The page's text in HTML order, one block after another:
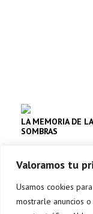
Valoramos tu
Usamos cookies
mostrarle anuncios
LA MEMORIA DE
SOMBRAS
Abra